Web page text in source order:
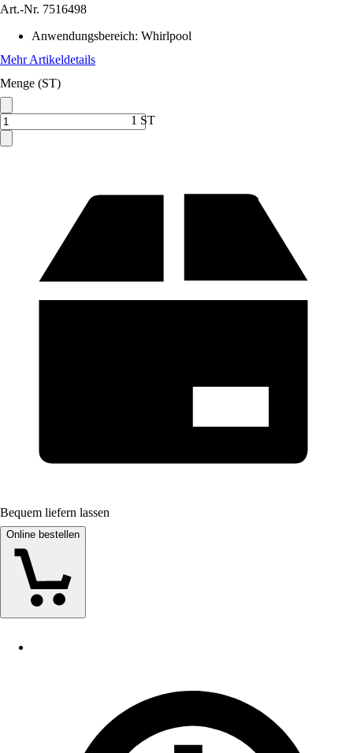
Art.-Nr. 7516498
Anwendungsbereich: Whirlpool
Mehr Artikeldetails
Menge (ST)
1 ST
Bequem liefern lassen
Online bestellen